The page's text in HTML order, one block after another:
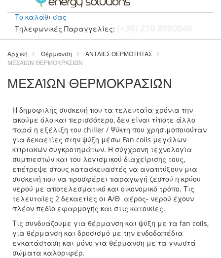
Το καλάθι σας
Τηλεφωνικές Παραγγελίες:
Μετάβαση
περιεχόμενο
Αρχική Θέρμανση
ΑΝΤΛΙΕΣ ΘΕΡΜΟΤΗΤΑΣ
ΜΕΣΑΊΩΝ ΘΕΡΜΟΚΡΑΣΙΏΝ
ΜΕΣΑΊΩΝ ΘΕΡΜΟΚΡΑΣΙΏΝ
Η δημοφιλής συσκευή που τα τελευταία χρόνια την
ακούμε όλο και περισσότερο, δεν είναι τίποτε άλλο
παρά η εξέλιξη του chiller / Ψύκτη που χρησιμοποιούταν
για δεκαετίες στην ψύξη μέσω Fan coils μεγάλων
κτιριακών συγκροτημάτων. Η σύγχρονη τεχνολογία
συμπιεστών και του λογισμικού διαχείρισης τους,
επέτρεψε στους κατασκευαστές να αναπτύξουν μια
συσκευή που να προσφέρει παραγωγή ζεστού η κρύου
νερού με αποτελεσματικό και οικονομικό τρόπο. Τις
τελευταίες 2 δεκαετίες οι Α/Θ αέρος- νερού έχουν
πλέον πεδίο εφαρμογής και στις κατοικίες.
Τις συνδυάζουμε για θέρμανση και ψύξη με τα fan coils,
για θέρμανση και δροσισμό με την ενδοδαπέδια
εγκατάσταση και μόνο για θέρμανση με τα γνωστά
σώματα καλοριφέρ.